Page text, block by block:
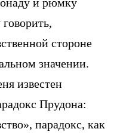
стороне
значении.
известен
Прудона:
парадокс, как